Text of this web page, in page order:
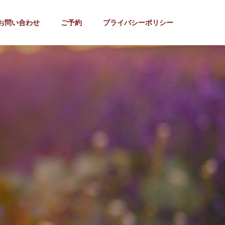
問い合わせ ご予約 プライバシーポリシー